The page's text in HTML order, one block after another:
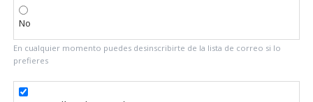
No
En cualquier momento puedes desinscribirte de la lista de correo si lo
prefieres